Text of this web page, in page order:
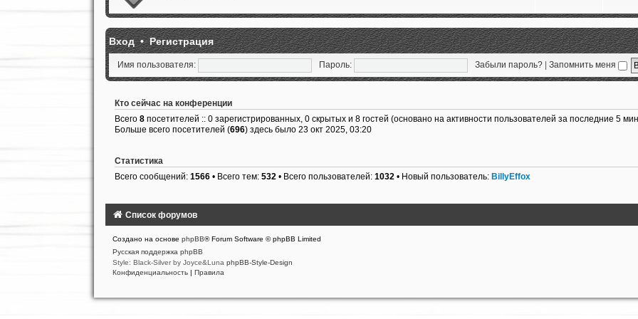
Вход•Регистрация
Имя пользователя: Пароль: Забыли пароль? Запомнить меня
Кто сейчас на конференции
Всего 8посетителей :: 0 зарегистрированных, 0 скрытых и 8 гостей (основано на активности пользователей за последние 5
Больше всего посетителей (696) здесь было 23 окт 2025, 03:20
Статистика
Всего сообщений: 1566• Всего тем: 532• Всего пользователей: 1032• Новый пользователь: BillyEffox
Список форумов
Создано на основе phpBB® Forum Software © phpBB Limited
Русская поддержка phpBB
Style: Black-Silver by Joyce&Luna phpBB-Style-Design
Конфиденциальность
Правила